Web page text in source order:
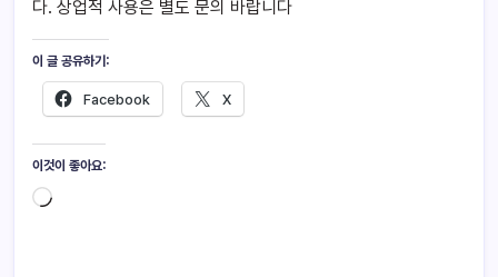
다. 상업적 사용은 별도 문의 바랍니다
이 글 공유하기:
Facebook X
이것이 좋아요: